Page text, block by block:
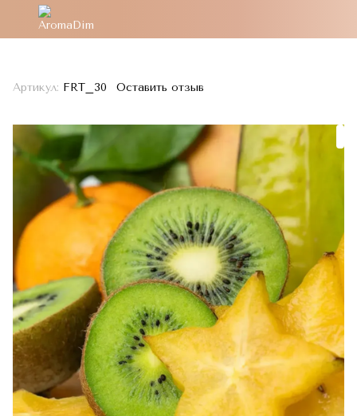
Артикул: FRT_30 Оставить отзыв